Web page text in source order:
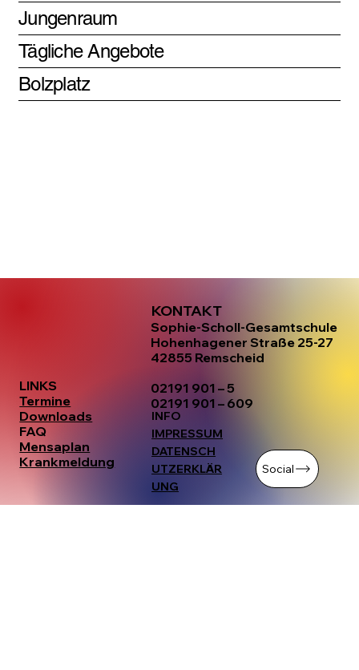
Jungenraum
Tägliche Angebote
Bolzplatz
KONTAKT
Sophie-Scholl-Gesamtschule
Hohenhagener Straße 25-27
42855 Remscheid
02191 901 – 5
02191 901 – 609
LINKS
Termine
Downloads
FAQ
Mensaplan
Krankmeldung
Social
INFO
IMPRESSUM
DATENSCH
UTZERKLÄR
UNG